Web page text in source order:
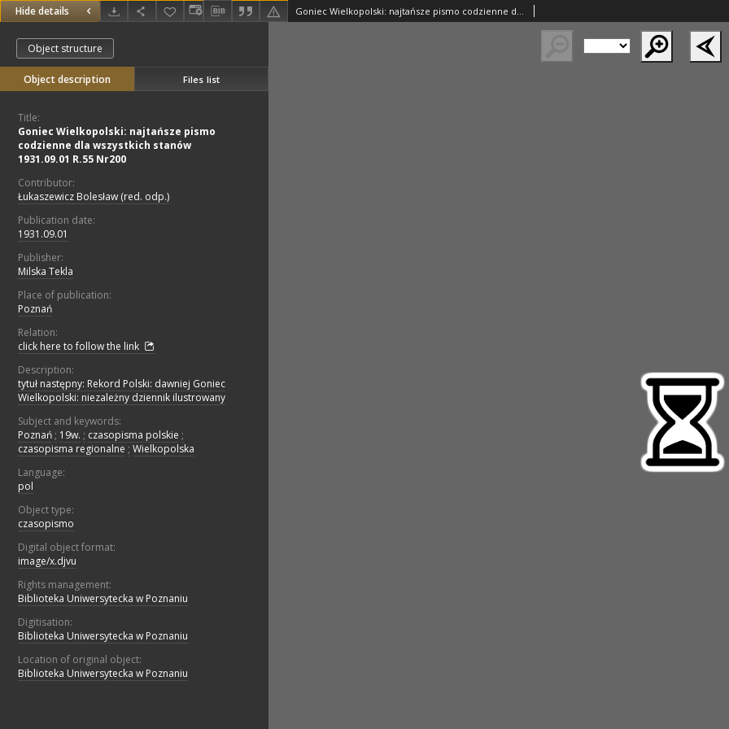
Hide details Goniec Wielkopolski: najtańsze pismo codzienne dla wszystkich stanów 1931.09.01 R.55 Nr200
Object structure
Object description Files list
Title:
Goniec Wielkopolski: najtańsze pismo
codzienne dla wszystkich stanów
1931.09.01 R.55 Nr200
Contributor:
Łukaszewicz Bolesław (red. odp.)
Publication date:
1931.09.01
Publisher:
Milska Tekla
Place of publication:
Poznań
Relation:
click here to follow the link
Description:
tytuł następny: Rekord Polski: dawniej Goniec
Wielkopolski: niezależny dziennik ilustrowany
Subject and keywords:
Poznań ; 19w. ; czasopisma polskie ;
czasopisma regionalne ; Wielkopolska
Language:
pol
Object type:
czasopismo
Digital object format:
image/x.djvu
Rights management:
Biblioteka Uniwersytecka w Poznaniu
Digitisation:
Biblioteka Uniwersytecka w Poznaniu
Location of original object:
Biblioteka Uniwersytecka w Poznaniu